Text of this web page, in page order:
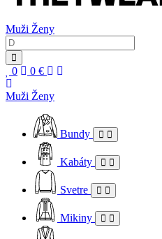
Muži Ženy
0 0 €
Muži Ženy
Bundy
Kabáty
Svetre
Mikiny